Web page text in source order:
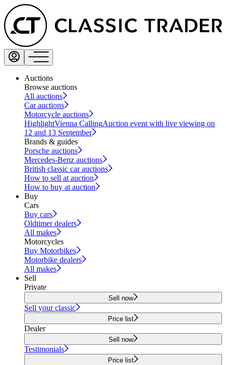
Auctions
Browse auctions
All auctions
Car auctions
Motorcycle auctions
HighlightVienna CallingAuction event with live viewing on
12 and 13 September
Brands & guides
Porsche auctions
Mercedes-Benz auctions
British classic car auctions
How to sell at auction
How to buy at auction
Buy
Cars
Buy cars
Oldtimer dealers
All makes
Motorcycles
Buy Motorbikes
Motorbike dealers
All makes
Sell
Private
Sell now
Sell your classic
Price list
Dealer
Sell now
Testimonials
Price list